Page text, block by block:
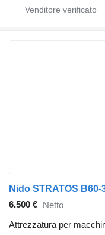
Nido STRATOS B60-
6.500 € Netto
Attrezzatura per